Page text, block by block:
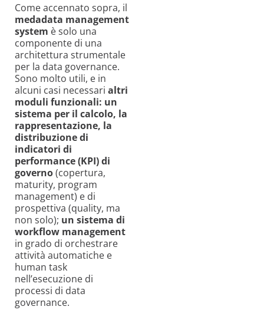
Come accennato sopra, il
medadata management
system è solo una
componente di una
architettura strumentale
per la data governance.
Sono molto utili, e in
alcuni casi necessari altri
moduli funzionali: un
sistema per il calcolo, la
rappresentazione, la
distribuzione di
indicatori di
performance (KPI) di
governo(copertura,
maturity, program
management) e di
prospettiva (quality, ma
non solo); un sistema di
workflow management
in grado di orchestrare
attività automatiche e
human task
nell’esecuzione di
processi di data
governance.